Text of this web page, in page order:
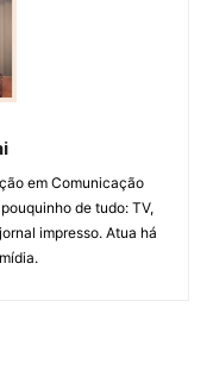
em Comunicação
de tudo: TV,
impresso. Atua há